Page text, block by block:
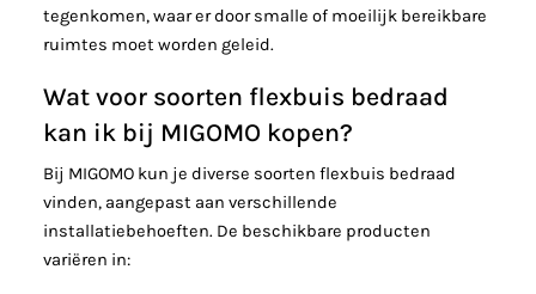
tegenkomen, waar er door smalle of moeilijk bereikbare
ruimtes moet worden geleid.
Wat voor soorten flexbuis bedraad
kan ik bij MIGOMO kopen?
Bij MIGOMO kun je diverse soorten flexbuis bedraad
vinden, aangepast aan verschillende
installatiebehoeften. De beschikbare producten
variëren in: